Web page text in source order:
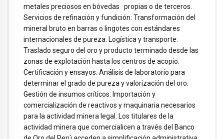
metales preciosos en bóvedas propias o de terceros.
Servicios de refinación y fundición: Transformación del
mineral bruto en barras o lingotes con estándares
internacionales de pureza. Logística y transporte:
Traslado seguro del oro y producto terminado desde las
zonas de explotación hasta los centros de acopio.
Certificación y ensayos: Análisis de laboratorio para
determinar el grado de pureza y valorización del oro.
Gestión de insumos críticos: Importación y
comercialización de reactivos y maquinaria necesarios
para la actividad minera legal. Los titulares de la
actividad minera que comercialicen a través del Banco